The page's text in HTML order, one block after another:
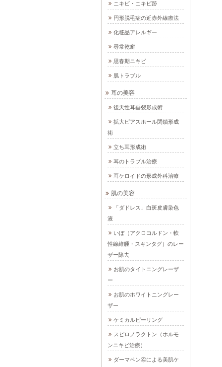
ニキビ・ニキビ跡
円形脱毛症の近赤外線療法
化粧品アレルギー
尋常乾癬
思春期ニキビ
肌トラブル
耳の美容
後天性耳垂裂形成術
拡大ピアスホール閉鎖形成
術
立ち耳形成術
耳のトラブル治療
耳ケロイドの形成外科治療
肌の美容
「ダドレス」白斑皮膚染色
液
いぼ（アクロコルドン・軟
性線維腫・スキンタグ）のレー
ザー除去
お肌のタイトニングレーザ
ー
お肌のホワイトニングレー
ザー
ケミカルピーリング
スピロノラクトン（ホルモ
ンニキビ治療）
ダーマペン④による美肌ケ